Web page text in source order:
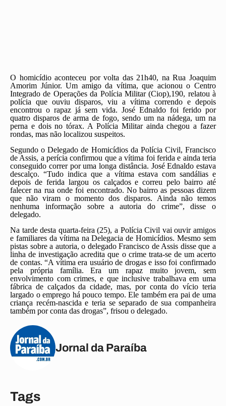
O homicídio aconteceu por volta das 21h40, na Rua Joaquim
Amorim Júnior. Um amigo da vítima, que acionou o Centro
Integrado de Operações da Polícia Militar (Ciop),190, relatou à
polícia que ouviu disparos, viu a vítima correndo e depois
encontrou o rapaz já sem vida. José Ednaldo foi ferido por
quatro disparos de arma de fogo, sendo um na nádega, um na
perna e dois no tórax. A Polícia Militar ainda chegou a fazer
rondas, mas não localizou suspeitos.
Segundo o Delegado de Homicídios da Polícia Civil, Francisco
de Assis, a perícia confirmou que a vítima foi ferida e ainda teria
conseguido correr por uma longa distância. José Ednaldo estava
descalço. “Tudo indica que a vítima estava com sandálias e
depois de ferida largou os calçados e correu pelo bairro até
falecer na rua onde foi encontrado. No bairro as pessoas dizem
que não viram o momento dos disparos. Ainda não temos
nenhuma informação sobre a autoria do crime”, disse o
delegado.
Na tarde desta quarta-feira (25), a Polícia Civil vai ouvir amigos
e familiares da vítima na Delegacia de Homicídios. Mesmo sem
pistas sobre a autoria, o delegado Francisco de Assis disse que a
linha de investigação acredita que o crime trata-se de um acerto
de contas. “A vítima era usuário de drogas e isso foi confirmado
pela própria família. Era um rapaz muito jovem, sem
envolvimento com crimes, e que inclusive trabalhava em uma
fábrica de calçados da cidade, mas, por conta do vício teria
largado o emprego há pouco tempo. Ele também era pai de uma
criança recém-nascida e teria se separado de sua companheira
também por conta das drogas”, frisou o delegado.
Jornal da Paraíba
Tags